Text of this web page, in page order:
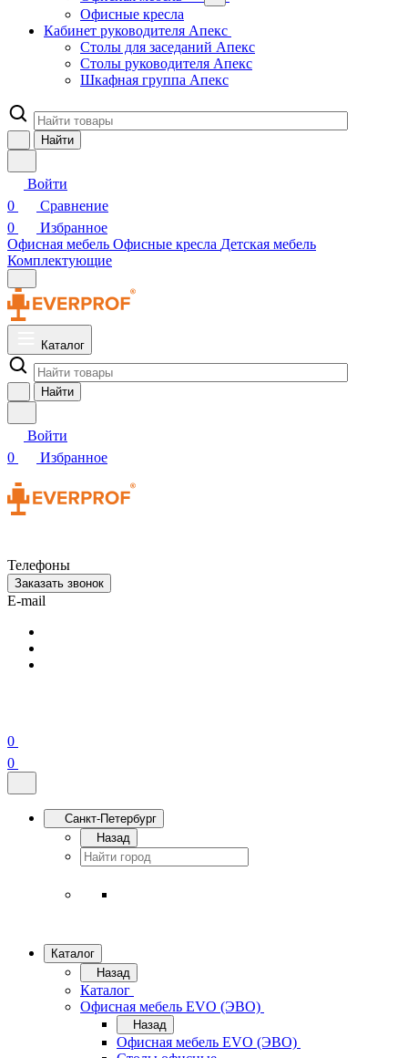
Офисные кресла
Кабинет руководителя Апекс
Столы для заседаний Апекс
Столы руководителя Апекс
Шкафная группа Апекс
Найти
Войти
0
Сравнение
0
Избранное
Офисная мебель Офисные кресла Детская мебель
Комплектующие
Каталог
Найти
Войти
0
Избранное
Телефоны
Заказать звонок
E-mail
0
0
Санкт-Петербург
Назад
Каталог
Назад
Каталог
Офисная мебель EVO (ЭВО)
Назад
Офисная мебель EVO (ЭВО)